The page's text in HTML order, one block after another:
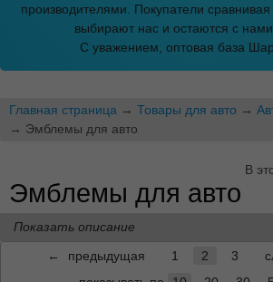
производителями. Покупатели
выбирают нас и остаются с нами
С уважением, оптовая база
Главная страница → Товары для авто →
→ Эмблемы для авто
В
Эмблемы для авто
Показать описание
←
предыдущая 1 2 3